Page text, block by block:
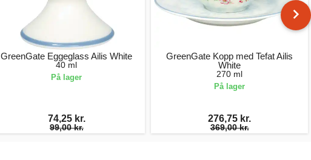
GreenGate Eggeglass Ailis White
40 ml
På lager
74,25 kr.
99,00 kr.
GreenGate Kopp med Tefat Ailis
White
270 ml
På lager
276,75 kr.
369,00 kr.